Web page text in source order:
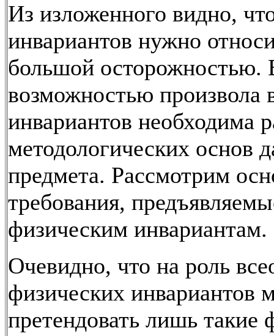
Из изложенного видно,
инвариантов нужно
большой осторожностью.
возможностью произвола
инвариантов необходима
методологических основ
предмета. Рассмотрим
требования,
физическим инвариантам.
Очевидно, что на роль
физических инвариантов
претендовать лишь такие